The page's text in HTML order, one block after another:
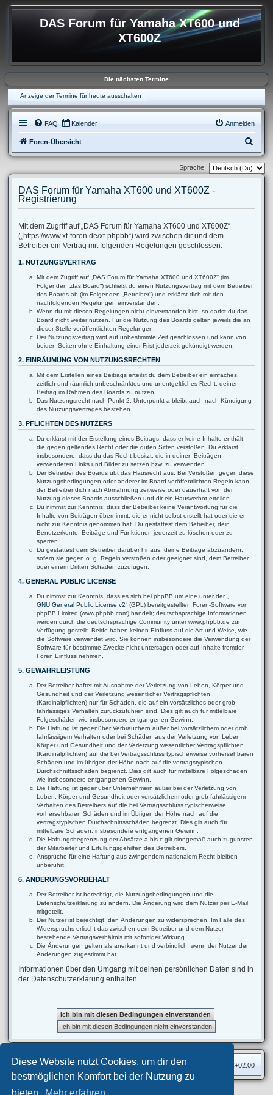
Diese Website nutzt Cookies, um dir den
bestmöglichen Komfort bei der Nutzung zu
DAS Forum für Yamaha XT600 und
XT600Z
Die nächsten Termine
Anzeige der Termine für heute ausschalten
FAQ Kalender Anmelden
Foren-Übersicht
u
c
Sprache:
DAS Forum für Yamaha XT600 und XT600Z -
Registrierung
Mit dem Zugriff auf „DAS Forum für Yamaha XT600 und XT600Z“
(„https://www.xt-foren.de/xt-phpbb“) wird zwischen dir und dem
Betreiber ein Vertrag mit folgenden Regelungen geschlossen:
1. NUTZUNGSVERTRAG
Mit dem Zugriff auf „DAS Forum für Yamaha XT600 und XT600Z“ (im
Folgenden „das Board“) schließt du einen Nutzungsvertrag mit dem Betreiber
des Boards ab (im Folgenden „Betreiber“) und erklärst dich mit den
nachfolgenden Regelungen einverstanden.
Wenn du mit diesen Regelungen nicht einverstanden bist, so darfst du das
Board nicht weiter nutzen. Für die Nutzung des Boards gelten jeweils die an
dieser Stelle veröffentlichten Regelungen.
Der Nutzungsvertrag wird auf unbestimmte Zeit geschlossen und kann von
beiden Seiten ohne Einhaltung einer Frist jederzeit gekündigt werden.
2. EINRÄUMUNG VON NUTZUNGSRECHTEN
Mit dem Erstellen eines Beitrags erteilst du dem Betreiber ein einfaches,
zeitlich und räumlich unbeschränktes und unentgeltliches Recht, deinen
Beitrag im Rahmen des Boards zu nutzen.
Das Nutzungsrecht nach Punkt 2, Unterpunkt a bleibt auch nach Kündigung
des Nutzungsvertrages bestehen.
3. PFLICHTEN DES NUTZERS
Du erklärst mit der Erstellung eines Beitrags, dass er keine Inhalte enthält,
die gegen geltendes Recht oder die guten Sitten verstoßen. Du erklärst
insbesondere, dass du das Recht besitzt, die in deinen Beiträgen
verwendeten Links und Bilder zu setzen bzw. zu verwenden.
Der Betreiber des Boards übt das Hausrecht aus. Bei Verstößen gegen diese
Nutzungsbedingungen oder anderer im Board veröffentlichten Regeln kann
der Betreiber dich nach Abmahnung zeitweise oder dauerhaft von der
Nutzung dieses Boards ausschließen und dir ein Hausverbot erteilen.
Du nimmst zur Kenntnis, dass der Betreiber keine Verantwortung für die
Inhalte von Beiträgen übernimmt, die er nicht selbst erstellt hat oder die er
nicht zur Kenntnis genommen hat. Du gestattest dem Betreiber, dein
Benutzerkonto, Beiträge und Funktionen jederzeit zu löschen oder zu
sperren.
Du gestattest dem Betreiber darüber hinaus, deine Beiträge abzuändern,
sofern sie gegen o. g. Regeln verstoßen oder geeignet sind, dem Betreiber
oder einem Dritten Schaden zuzufügen.
4. GENERAL PUBLIC LICENSE
Du nimmst zur Kenntnis, dass es sich bei phpBB um eine unter der „
GNU General Public License v2“ (GPL) bereitgestellten Foren-Software von
phpBB Limited (www.phpbb.com) handelt; deutschsprachige Informationen
werden durch die deutschsprachige Community unter www.phpbb.de zur
Verfügung gestellt. Beide haben keinen Einfluss auf die Art und Weise, wie
die Software verwendet wird. Sie können insbesondere die Verwendung der
Software für bestimmte Zwecke nicht untersagen oder auf Inhalte fremder
Foren Einfluss nehmen.
5. GEWÄHRLEISTUNG
Der Betreiber haftet mit Ausnahme der Verletzung von Leben, Körper und
Gesundheit und der Verletzung wesentlicher Vertragspflichten
(Kardinalpflichten) nur für Schäden, die auf ein vorsätzliches oder grob
fahrlässiges Verhalten zurückzuführen sind. Dies gilt auch für mittelbare
Folgeschäden wie insbesondere entgangenen Gewinn.
Die Haftung ist gegenüber Verbrauchern außer bei vorsätzlichem oder grob
fahrlässigem Verhalten oder bei Schäden aus der Verletzung von Leben,
Körper und Gesundheit und der Verletzung wesentlicher Vertragspflichten
(Kardinalpflichten) auf die bei Vertragsschluss typischerweise vorhersehbaren
Schäden und im übrigen der Höhe nach auf die vertragstypischen
Durchschnittsschäden begrenzt. Dies gilt auch für mittelbare Folgeschäden
wie insbesondere entgangenen Gewinn.
Die Haftung ist gegenüber Unternehmern außer bei der Verletzung von
Leben, Körper und Gesundheit oder vorsätzlichem oder grob fahrlässigem
Verhalten des Betreibers auf die bei Vertragsschluss typischerweise
vorhersehbaren Schäden und im Übrigen der Höhe nach auf die
vertragstypischen Durchschnittsschäden begrenzt. Dies gilt auch für
mittelbare Schäden, insbesondere entgangenen Gewinn.
Die Haftungsbegrenzung der Absätze a bis c gilt sinngemäß auch zugunsten
der Mitarbeiter und Erfüllungsgehilfen des Betreibers.
Ansprüche für eine Haftung aus zwingendem nationalem Recht bleiben
unberührt.
6. ÄNDERUNGSVORBEHALT
Der Betreiber ist berechtigt, die Nutzungsbedingungen und die
Datenschutzerklärung zu ändern. Die Änderung wird dem Nutzer per E-Mail
mitgeteilt.
Der Nutzer ist berechtigt, den Änderungen zu widersprechen. Im Falle des
Widerspruchs erlischt das zwischen dem Betreiber und dem Nutzer
bestehende Vertragsverhältnis mit sofortiger Wirkung.
Die Änderungen gelten als anerkannt und verbindlich, wenn der Nutzer den
Änderungen zugestimmt hat.
Informationen über den Umgang mit deinen persönlichen Daten sind in
der Datenschutzerklärung enthalten.
Foren-Übersicht Alle Zeiten sind UTC+02:00